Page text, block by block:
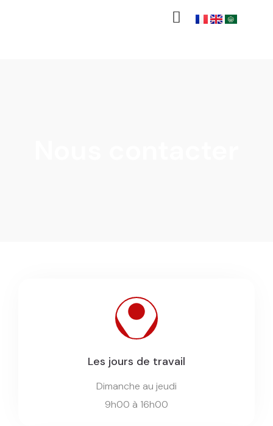
Les jours de travail
Dimanche au jeudi
9h00 à 16h00